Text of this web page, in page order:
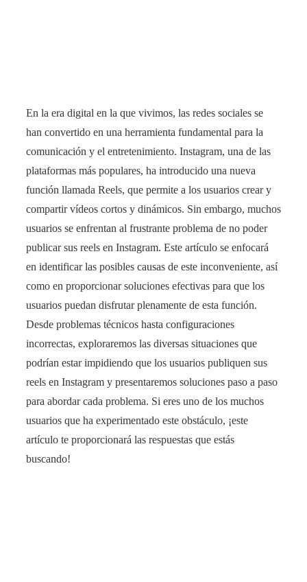
En la era digital en la que vivimos, las redes sociales se
han convertido en una herramienta fundamental para la
comunicación y el entretenimiento. Instagram, una de las
plataformas más populares, ha introducido una nueva
función llamada Reels, que permite a los usuarios crear y
compartir vídeos cortos y dinámicos. Sin embargo, muchos
usuarios se enfrentan al frustrante problema de no poder
publicar sus reels en Instagram. Este artículo se enfocará
en identificar las posibles causas de este inconveniente, así
como en proporcionar soluciones efectivas para que los
usuarios puedan disfrutar plenamente de esta función.
Desde problemas técnicos hasta configuraciones
incorrectas, exploraremos las diversas situaciones que
podrían estar impidiendo que los usuarios publiquen sus
reels en Instagram y presentaremos soluciones paso a paso
para abordar cada problema. Si eres uno de los muchos
usuarios que ha experimentado este obstáculo, ¡este
artículo te proporcionará las respuestas que estás
buscando!